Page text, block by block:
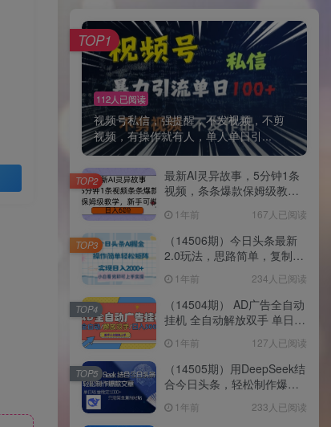
112人已阅读
视频号私信，强提醒，不发视频，不剪
视频，有操作就有人，单人单日引...
TOP1
最新AI灵异故事，5分钟1条
视频，条条爆款保姆级教
1年前 167人已阅读
TOP2
（14506期）今日头条最新
2.0玩法，思路简单，复制粘
2000+
1年前 234人已阅读
TOP3
（14504期） AD广告全自动
挂机 全自动解放双手 单日
1年前 127人已阅读
TOP4
（14505期）用DeepSeek结
合今日头条，轻松制作爆款
需简单…
1年前 233人已阅读
TOP5